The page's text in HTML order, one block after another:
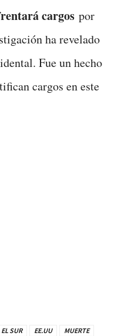
cargos por
ha revelado
Fue un hecho
cargos en este
SUR EE.UU
MUERTE